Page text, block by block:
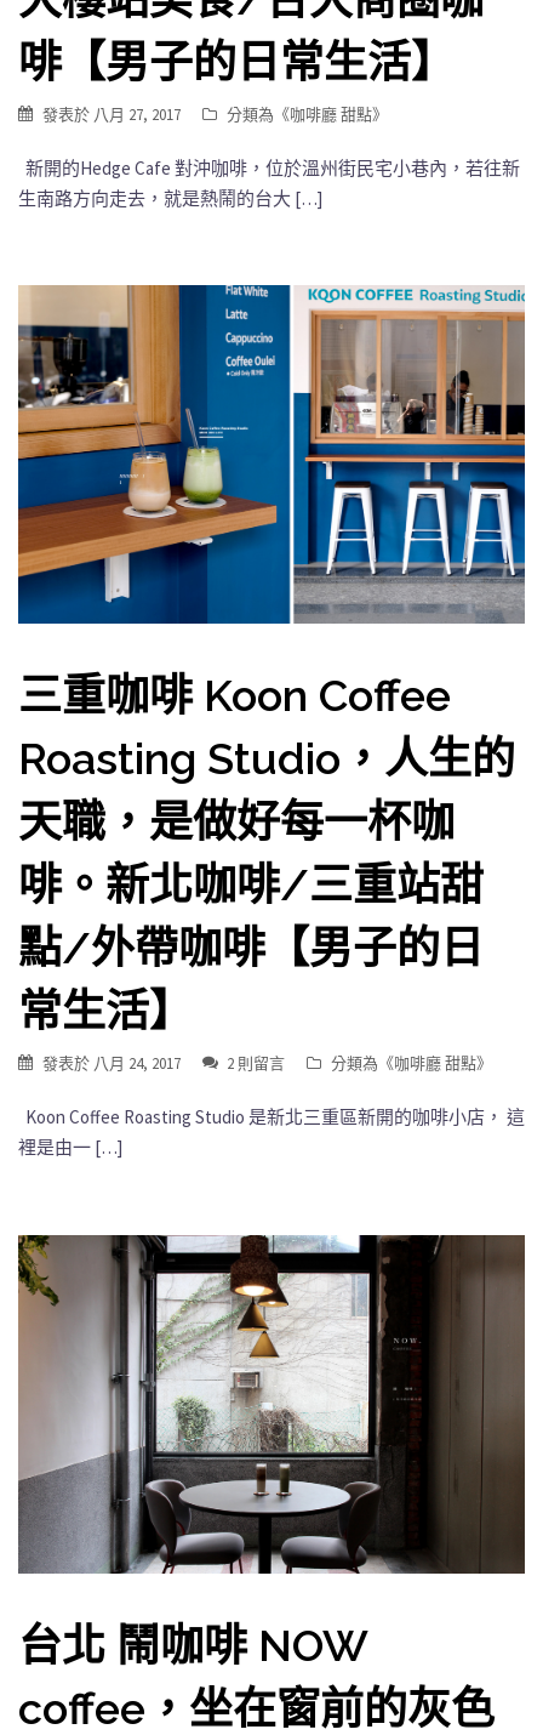
啡【男子的日常生活】
發表於 八月 27, 2017 分類為《咖啡廳 甜點》
新開的Hedge Cafe 對沖咖啡，位於溫州街民宅小巷內，若往新
生南路方向走去，就是熱鬧的台大 […]
三重咖啡 Koon Coffee
Roasting Studio，人生的
天職，是做好每一杯咖
啡。新北咖啡/三重站甜
點/外帶咖啡【男子的日
常生活】
發表於 八月 24, 2017 2 則留言 分類為《咖啡廳 甜點》
Koon Coffee Roasting Studio 是新北三重區新開的咖啡小店， 這
裡是由一 […]
台北 鬧咖啡 NOW
coffee，坐在窗前的灰色